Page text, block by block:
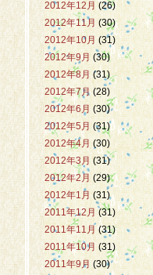
2012年12月 (26)
2012年11月 (30)
2012年10月 (31)
2012年9月(30)
2012年8月(31)
2012年7月(28)
2012年6月(30)
2012年5月 (31)
2012年4月(30)
2012年3月(31)
2012年2月 (29)
2012年1月(31)
2011年12月 (31)
2011年11月 (31)
2011年10月 (31)
2011年9月(30)